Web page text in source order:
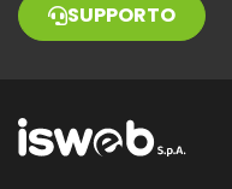
SUPPORTO